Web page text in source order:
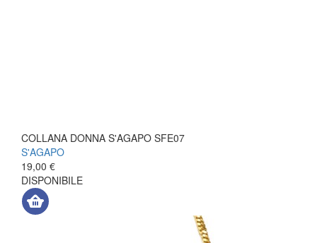
COLLANA DONNA S'AGAPO SFE07
S'AGAPO
19,00 €
DISPONIBILE